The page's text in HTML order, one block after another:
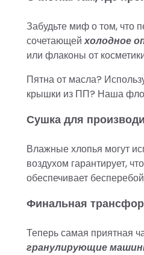
Забудьте миф о том, что
сочетающейхолодное
или флаконы от
Пятна от масла?
крышки из ПП? Наша
Сушка для
Влажные хлопья могут
воздухом гарантирует,
обеспечивает
Финальная
Теперь самая приятная
гранулирующие